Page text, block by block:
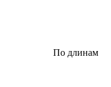
По длинам